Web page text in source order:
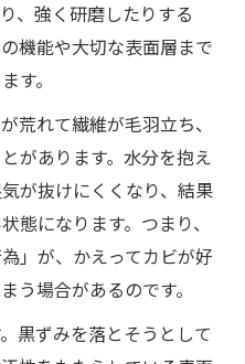
、強く研磨したりする
機能や大切な表面層まで
す。
荒れて繊維が毛羽立ち、
があります。水分を抱え
が抜けにくくなり、結果
態になります。つまり、
」が、かえってカビが好
う場合があるのです。
黒ずみを落とそうとして